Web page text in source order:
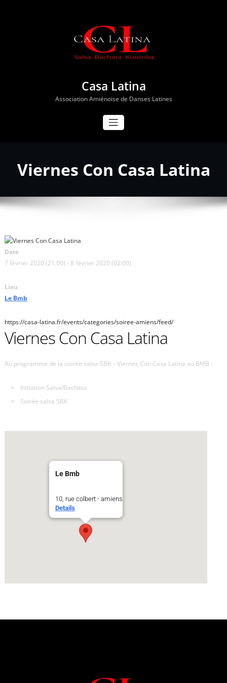
Casa Latina
Association Amiénoise de Danses Latines
Viernes Con Casa Latina
Date
7 février 2020 (21:00) - 8 février 2020 (02:00)
Lieu
Le Bmb
https://casa-latina.fr/events/categories/soiree-amiens/feed/
Viernes Con Casa Latina
Au programme de la soirée salsa SBK – Viernes Con Casa Latina au BMB :
Initiation Salsa/Bachata
Soirée salsa SBK
Le Bmb
10, rue colbert - amiens
Details